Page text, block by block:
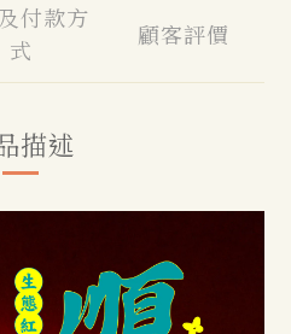
付款方
式
顧客評價
描述